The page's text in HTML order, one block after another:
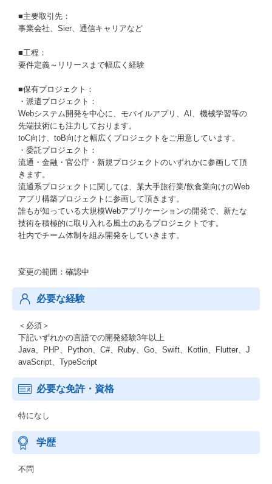
■主要取引先：
事業会社、Sier、通信キャリアなど
■工程：
要件定義～リリースまで幅広く経験
■保有プロジェクト：
・派遣プロジェクト：
Webシステム開発を中心に、モバイルアプリ、AI、機械学習等の
先端技術にも注力しております。
toC向け、toB向けと幅広くプロジェクトをご用意しています。
・委託プロジェクト：
流通・金融・官公庁・新規プロジェクトのいずれかに参画して頂
きます。
流通系プロジェクトに関しては、某大手旅行業/飲食業向けのWeb
アプリ構築プロジェクトに参画して頂きます。
誰もが知っている大規模Webアプリケーションの開発で、新たな
技術を積極的に取り入れる風土のあるプロジェクトです。
社内でチーム体制を組み開発をしていきます。
変更の範囲：確認中
必要な経験
＜必須＞
下記いずれかの言語での開発経験3年以上
Java、PHP、Python、C#、Ruby、Go、Swift、Kotlin、Flutter、J
avaScript、TypeScript
必要な免許・資格
特になし
学歴
不問